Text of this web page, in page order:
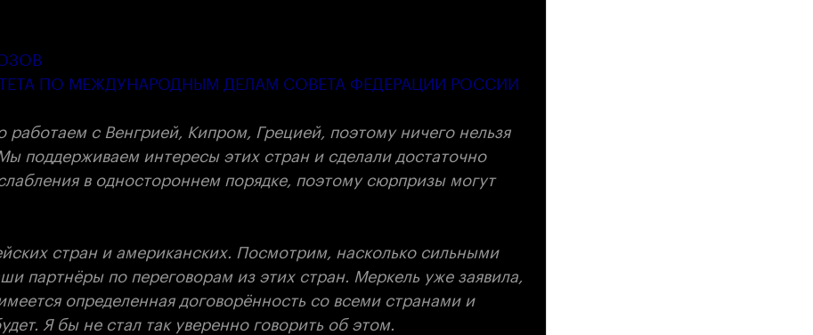
ПО МЕЖДУНАРОДНЫМ ДЕЛАМ СОВЕТА ФЕДЕРАЦИИ РОССИИ
работаем с Венгрией, Кипром, Грецией, поэтому ничего нельзя
поддерживаем интересы этих стран и сделали достаточно
в одностороннем порядке, поэтому сюрпризы могут
стран и американских. Посмотрим, насколько сильными
партнёры по переговорам из этих стран. Меркель уже заявила,
определенная договорённость со всеми странами и
Я бы не стал так уверенно говорить об этом.